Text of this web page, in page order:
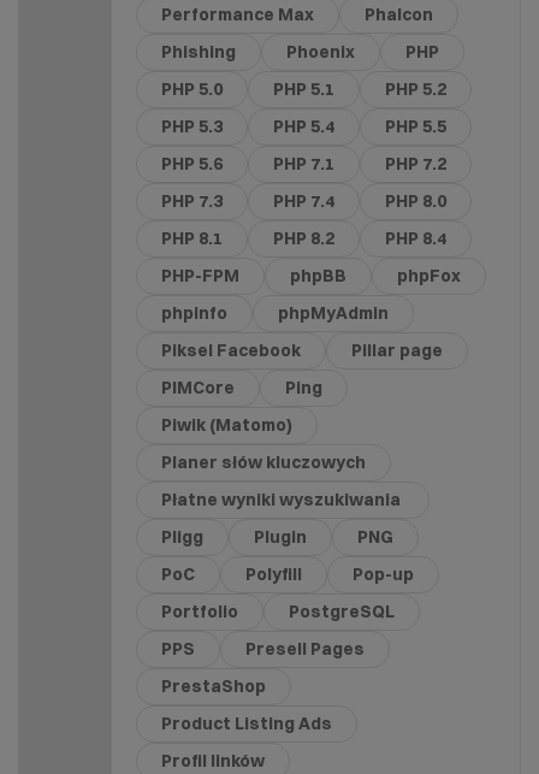
Performance Max
Phalcon
Phishing
Phoenix
PHP
PHP 5.0
PHP 5.1
PHP 5.2
PHP 5.3
PHP 5.4
PHP 5.5
PHP 5.6
PHP 7.1
PHP 7.2
PHP 7.3
PHP 7.4
PHP 8.0
PHP 8.1
PHP 8.2
PHP 8.4
PHP-FPM
phpBB
phpFox
phpinfo
phpMyAdmin
Piksel Facebook
Pillar page
PIMCore
Ping
Piwik (Matomo)
Planer słów kluczowych
Płatne wyniki wyszukiwania
Pligg
Plugin
PNG
PoC
Polyfill
Pop-up
Portfolio
PostgreSQL
PPS
Presell Pages
PrestaShop
Product Listing Ads
Profil linków